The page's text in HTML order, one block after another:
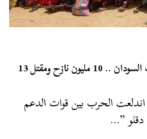
بعد أكثر من 300 يومًا على حرب السودان .. 10 مليون نازح ومقتل 13
في منتصف إبريل/نيسان 2023 اندلعت الحرب بين قوات الدعم
”…